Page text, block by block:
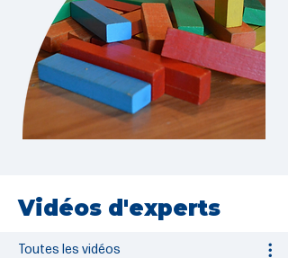
Vidéos d'experts
Toutes les vidéos